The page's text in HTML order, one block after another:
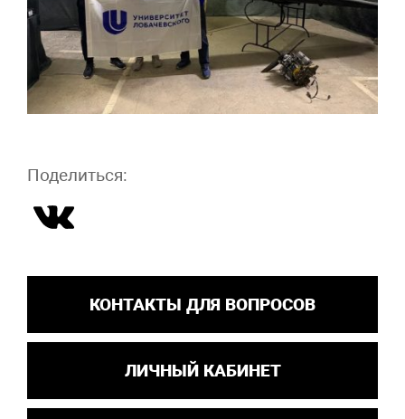
Поделиться:
КОНТАКТЫ ДЛЯ ВОПРОСОВ
ЛИЧНЫЙ КАБИНЕТ